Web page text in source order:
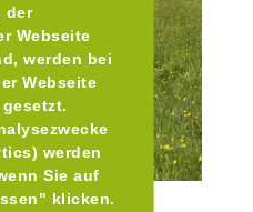
der
Webseite
werden bei
Webseite
werden
Sie auf
klicken.